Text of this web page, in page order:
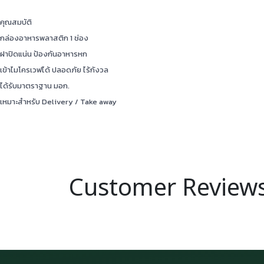
คุณสมบัติ
กล่องอาหารพลาสติก 1 ช่อง
ฝาปิดแน่น ป้องกันอาหารหก
เข้าไมโครเวฟได้ ปลอดภัย ไร้กังวล
ได้รับมาตราฐาน มอก.
เหมาะสำหรับ Delivery / Take away
Customer